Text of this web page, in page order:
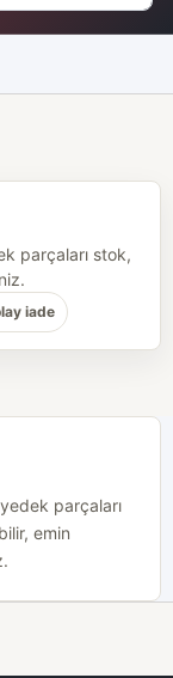
parçaları stok,
iade
parçaları
emin